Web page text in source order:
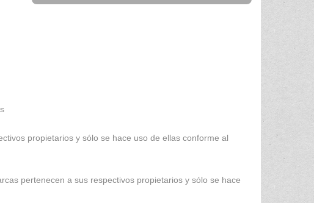
propietarios y sólo se hace uso de ellas conforme al
pertenecen a sus respectivos propietarios y sólo se hace